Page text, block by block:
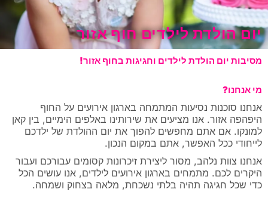
יום הולדת לילדים חוף אזור
מסיבות יום הולדת לילדים וחגיגות בחוף אזור!
מי אנחנו?
אנחנו סוכנות נסיעות המתמחה בארגון אירועים על החוף
היפהפה אזור. אנו מציעים את שירותינו באלפים הימיים, בין קאן
למונקו. אם אתם מחפשים להפוך את יום ההולדת של ילדכם
לייחודי ככל האפשר, אתם במקום הנכון.
אנחנו צוות נלהב, מסור ליצירת זיכרונות קסומים עבורכם ועבור
היקרים לכם. מתמחים בארגון אירועים לילדים, אנו עושים הכל
כדי שכל חגיגה תהיה בלתי נשכחת, מלאה בצחוק ושמחה.